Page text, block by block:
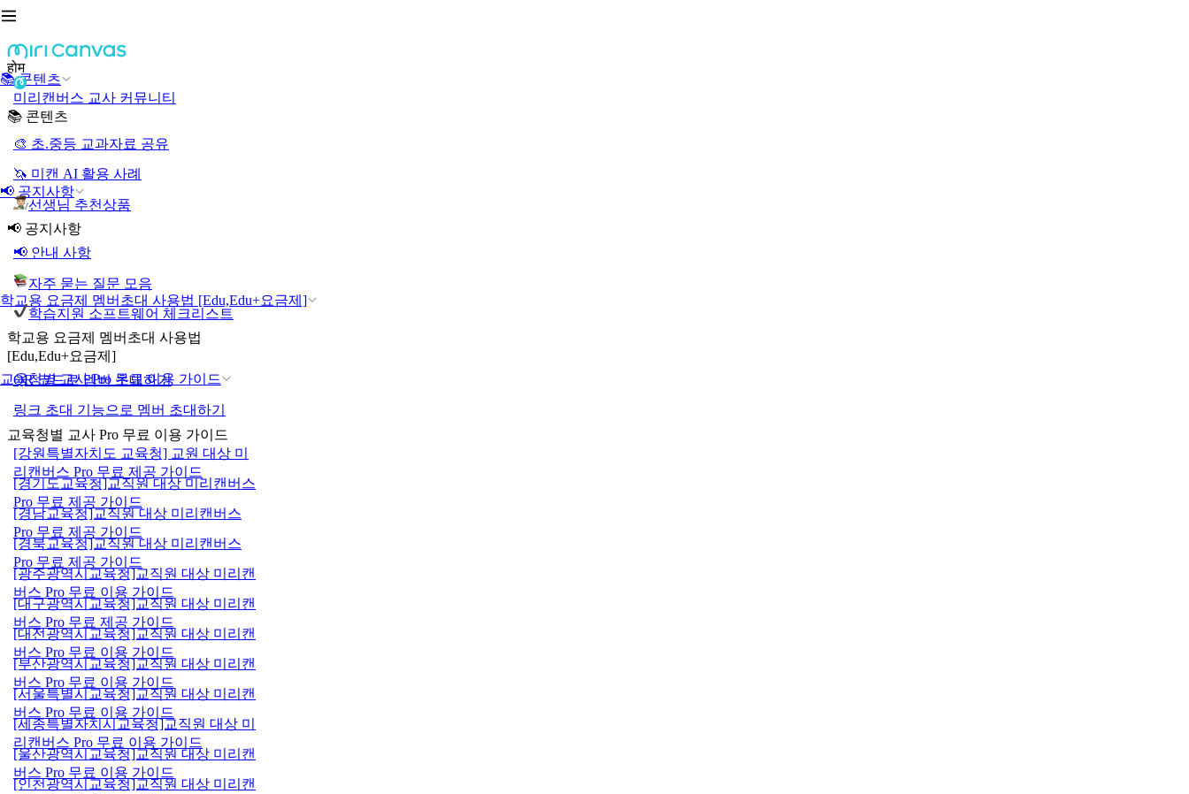
📚 콘텐츠
📢 공지사항
학교용 요금제 멤버초대 사용법 [Edu,Edu+요금제]
교육청별 교사 Pro 무료 이용 가이드
होम
미리캔버스 교사 커뮤니티
📚 콘텐츠
🎨 초.중등 교과자료 공유
🦄 미캔 AI 활용 사례
선생님 추천상품
📢 공지사항
📢 안내 사항
자주 묻는 질문 모음
학습지원 소프트웨어 체크리스트
학교용 요금제 멤버초대 사용법
[Edu,Edu+요금제]
QR 코드로 멤버 초대하기
링크 초대 기능으로 멤버 초대하기
교육청별 교사 Pro 무료 이용 가이드
[강원특별자치도 교육청] 교원 대상 미
리캔버스 Pro 무료 제공 가이드
[경기도교육청]교직원 대상 미리캔버스
Pro 무료 제공 가이드
[경남교육청]교직원 대상 미리캔버스
Pro 무료 제공 가이드
[경북교육청]교직원 대상 미리캔버스
Pro 무료 제공 가이드
[광주광역시교육청]교직원 대상 미리캔
버스 Pro 무료 이용 가이드
[대구광역시교육청]교직원 대상 미리캔
버스 Pro 무료 제공 가이드
[대전광역시교육청]교직원 대상 미리캔
버스 Pro 무료 이용 가이드
[부산광역시교육청]교직원 대상 미리캔
버스 Pro 무료 이용 가이드
[서울특별시교육청]교직원 대상 미리캔
버스 Pro 무료 이용 가이드
[세종특별자치시교육청]교직원 대상 미
리캔버스 Pro 무료 이용 가이드
[울산광역시교육청]교직원 대상 미리캔
버스 Pro 무료 이용 가이드
[인천광역시교육청]교직원 대상 미리캔